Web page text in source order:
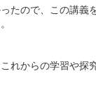
たので、この講義
れからの学習や探